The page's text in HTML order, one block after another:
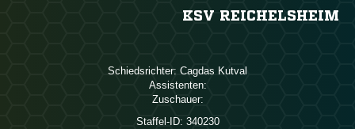
KSV REICHELSHEIM
Schiedsrichter:  
Assistenten:
Zuschauer:
Staffel-ID: 340230